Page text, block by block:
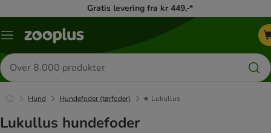
Gratis levering fra kr 449,-*
Menu
Søg
efter
produkter
Hund Hundefoder (tørfoder) ★ Lukullus
Lukullus hundefoder